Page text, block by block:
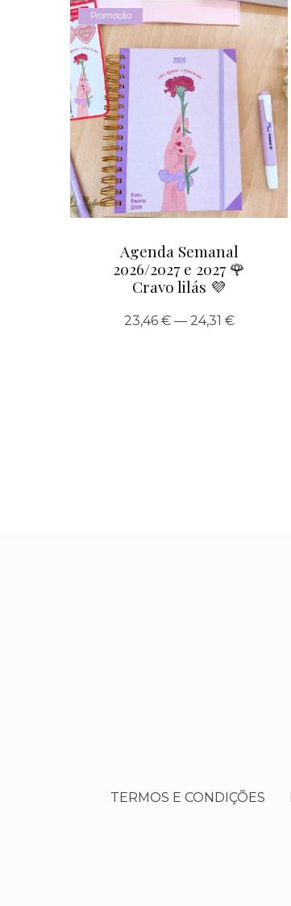
Promoção
Agenda Semanal
2026/2027 e 2027 🌹
Cravo lilás 💜
23,46 € — 24,31 €
TERMOS E CONDIÇÕES